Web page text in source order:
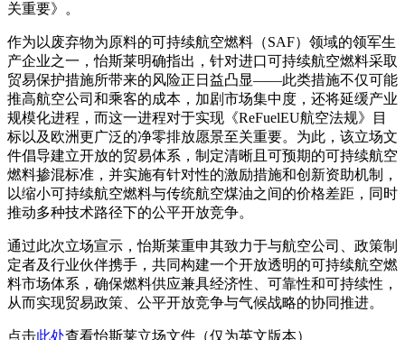
关重要》。
作为以废弃物为原料的可持续航空燃料（SAF）领域的领军生
产企业之一，怡斯莱明确指出，针对进口可持续航空燃料采取
贸易保护措施所带来的风险正日益凸显——此类措施不仅可能
推高航空公司和乘客的成本，加剧市场集中度，还将延缓产业
规模化进程，而这一进程对于实现《ReFuelEU航空法规》目
标以及欧洲更广泛的净零排放愿景至关重要。为此，该立场文
件倡导建立开放的贸易体系，制定清晰且可预期的可持续航空
燃料掺混标准，并实施有针对性的激励措施和创新资助机制，
以缩小可持续航空燃料与传统航空煤油之间的价格差距，同时
推动多种技术路径下的公平开放竞争。
通过此次立场宣示，怡斯莱重申其致力于与航空公司、政策制
定者及行业伙伴携手，共同构建一个开放透明的可持续航空燃
料市场体系，确保燃料供应兼具经济性、可靠性和可持续性，
从而实现贸易政策、公平开放竞争与气候战略的协同推进。
点击此处查看怡斯莱立场文件（仅为英文版本）